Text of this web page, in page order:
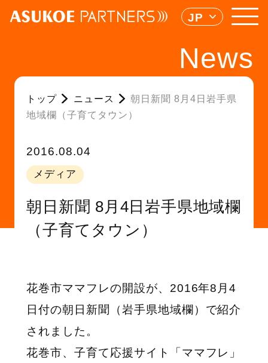
JP
News
トップ ニュース
朝日新聞 8月4日岩手県
地域欄（子育てタウン）
2016.08.04
メディア
朝日新聞 8月4日岩手県地域欄
（子育てタウン）
花巻市ママフレの開設が、2016年8月4
日付の朝日新聞（岩手県地域欄）で紹介
されました。
花巻市、子育て応援サイト「ママフレ」